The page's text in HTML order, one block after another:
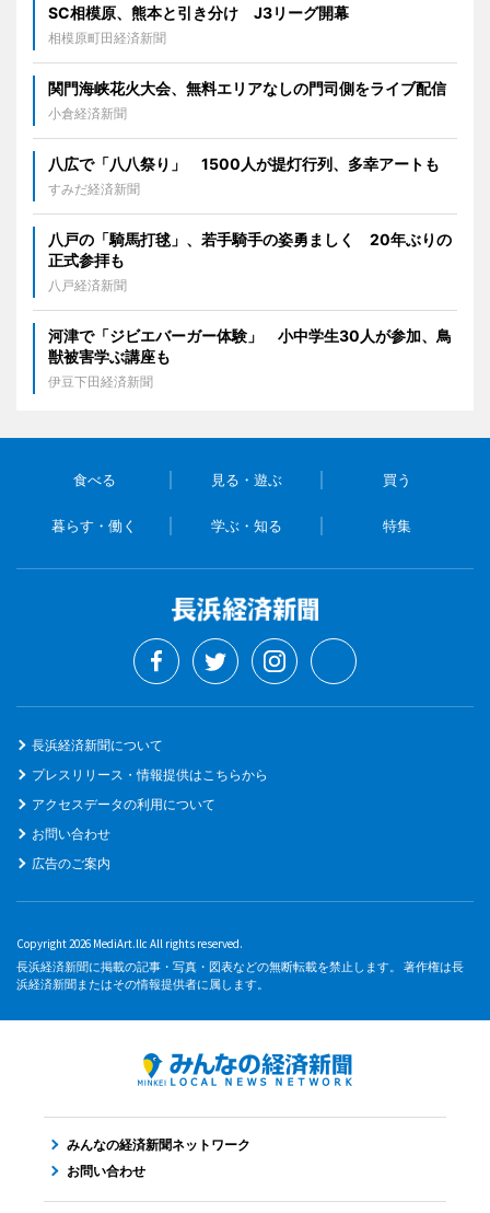
SC相模原、熊本と引き分け J3リーグ開幕
相模原町田経済新聞
関門海峡花火大会、無料エリアなしの門司側をライブ配信
小倉経済新聞
八広で「八八祭り」 1500人が提灯行列、多幸アートも
すみだ経済新聞
八戸の「騎馬打毬」、若手騎手の姿勇ましく 20年ぶりの
正式参拝も
八戸経済新聞
河津で「ジビエバーガー体験」 小中学生30人が参加、鳥
獣被害学ぶ講座も
伊豆下田経済新聞
食べる 見る・遊ぶ 買う
暮らす・働く 学ぶ・知る 特集
長浜経済新聞について
プレスリリース・情報提供はこちらから
アクセスデータの利用について
お問い合わせ
広告のご案内
Copyright 2026 MediArt.llc All rights reserved.
長浜経済新聞に掲載の記事・写真・図表などの無断転載を禁止します。 著作権は長
浜経済新聞またはその情報提供者に属します。
みんなの経済新聞ネットワーク
お問い合わせ